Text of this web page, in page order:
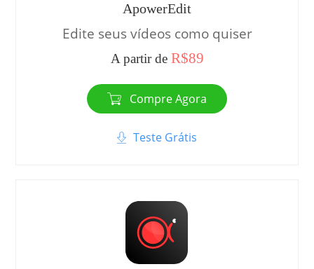
ApowerEdit
Edite seus vídeos como quiser
A partir de R$89
Compre Agora
Teste Grátis